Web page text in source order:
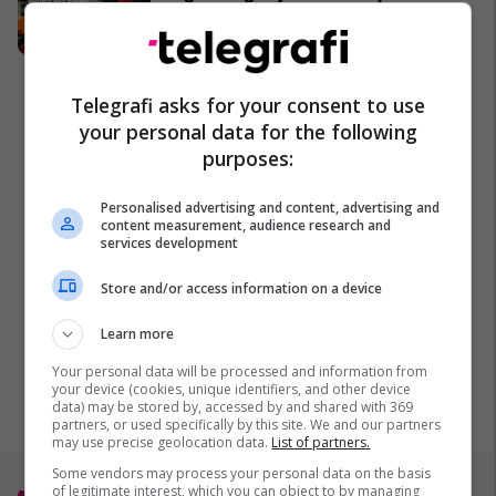
Albkos Safety
Telegrafi asks for your consent to use
your personal data for the following
purposes:
Personalised advertising and content, advertising and
content measurement, audience research and
services development
Store and/or access information on a device
Learn more
Your personal data will be processed and information from
your device (cookies, unique identifiers, and other device
data) may be stored by, accessed by and shared with 369
partners, or used specifically by this site. We and our partners
may use precise geolocation data. List of partners.
Some vendors may process your personal data on the basis
of legitimate interest, which you can object to by managing